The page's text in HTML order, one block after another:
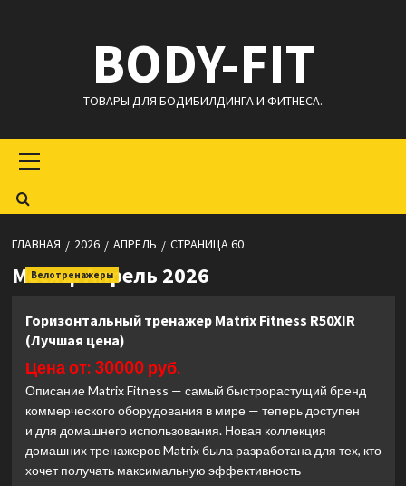
BODY-FIT
ТОВАРЫ ДЛЯ БОДИБИЛДИНГА И ФИТНЕСА.
меню
ГЛАВНАЯ 2026 АПРЕЛЬ СТРАНИЦА 60
Месяц:Апрель 2026
Велотренажеры
Горизонтальный тренажер Matrix Fitness R50XIR
(Лучшая цена)
Цена от: 30000 руб.
Описание Matrix Fitness — самый быстрорастущий бренд
коммерческого оборудования в мире — теперь доступен
и для домашнего использования. Новая коллекция
домашних тренажеров Matrix была разработана для тех, кто
хочет получать максимальную эффективность